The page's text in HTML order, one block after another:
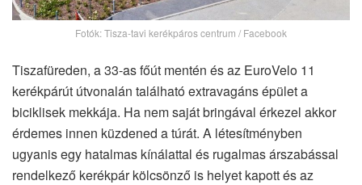
Fotók: Tisza-tavi kerékpáros centrum / Facebook
Tiszafüreden, a 33-as főút mentén és az EuroVelo 11
kerékpárút útvonalán található extravagáns épület a
biciklisek mekkája. Ha nem saját bringával érkezel akkor
érdemes innen küzdened a túrát. A létesítményben
ugyanis egy hatalmas kínálattal és rugalmas árszabással
rendelkező kerékpár kölcsönző is helyet kapott és az